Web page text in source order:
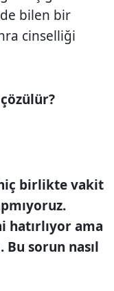
bilen bir
cinselliği
birlikte vakit
hatırlıyorama
Bu sorun nasıl